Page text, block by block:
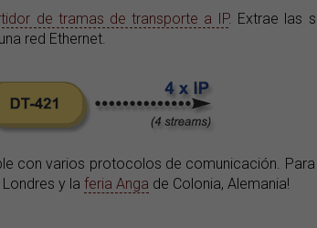
de tramas de transporte a IP. Extrae las
red Ethernet.
con varios protocolos de comunicación. Para
Londres y la feria Anga de Colonia, Alemania!